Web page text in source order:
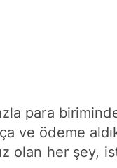
para
ve ödeme
olan her şey,